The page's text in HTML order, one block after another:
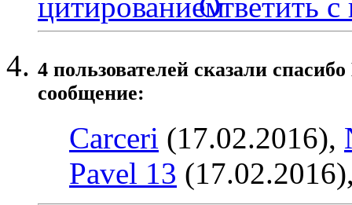
4 пользователей сказали
сообщение:
Carceri (17.02.2016),
Pavel 13